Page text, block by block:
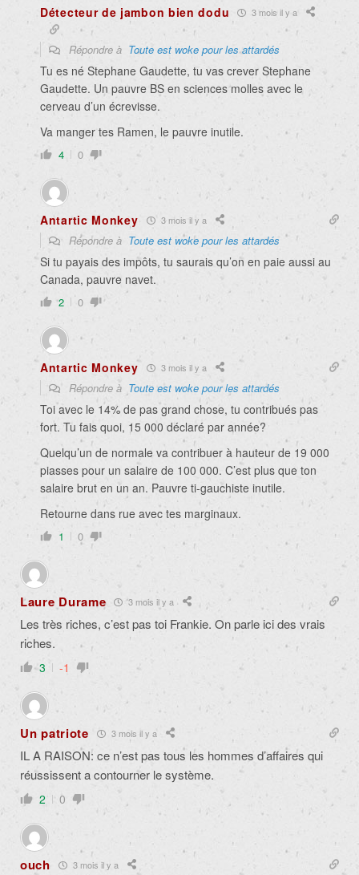
Détecteur de jambon bien dodu 3 mois il y a
Répondre à Toute est woke pour les attardés
Tu es né Stephane Gaudette, tu vas crever Stephane
Gaudette. Un pauvre BS en sciences molles avec le
cerveau d’un écrevisse.
Va manger tes Ramen, le pauvre inutile.
4 0
Antartic Monkey 3 mois il y a
Répondre à Toute est woke pour les attardés
Si tu payais des impôts, tu saurais qu’on en paie aussi au
Canada, pauvre navet.
2 0
Antartic Monkey 3 mois il y a
Répondre à Toute est woke pour les attardés
Toi avec le 14% de pas grand chose, tu contribués pas
fort. Tu fais quoi, 15 000 déclaré par année?
Quelqu’un de normale va contribuer à hauteur de 19 000
piasses pour un salaire de 100 000. C’est plus que ton
salaire brut en un an. Pauvre ti-gauchiste inutile.
Retourne dans rue avec tes marginaux.
1 0
Laure Durame 3 mois il y a
Les très riches, c’est pas toi Frankie. On parle ici des vrais
riches.
3 -1
Un patriote 3 mois il y a
IL A RAISON: ce n’est pas tous les hommes d’affaires qui
réussissent a contourner le système.
2 0
ouch 3 mois il y a